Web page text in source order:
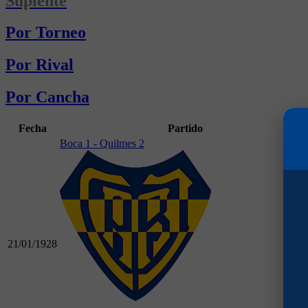
Por Torneo
Por Rival
Por Cancha
Fecha Partido
21/01/1928
Boca 1 - Quilmes 2